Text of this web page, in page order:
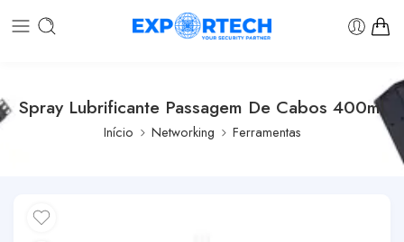
Spray Lubrificante Passagem De Cabos 400ml
Início Networking Ferramentas